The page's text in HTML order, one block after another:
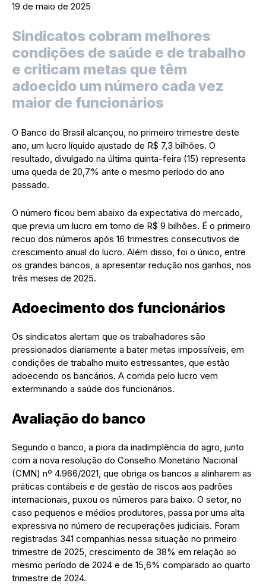
19 de maio de 2025
Sindicatos cobram melhores
condições de saúde e de trabalho
e criticam metas que têm
adoecido um número cada vez
maior de funcionários
O Banco do Brasil alcançou, no primeiro trimestre deste
ano, um lucro líquido ajustado de R$ 7,3 bilhões. O
resultado, divulgado na última quinta-feira (15) representa
uma queda de 20,7% ante o mesmo período do ano
passado.
O número ficou bem abaixo da expectativa do mercado,
que previa um lucro em torno de R$ 9 bilhões. É o primeiro
recuo dos números após 16 trimestres consecutivos de
crescimento anual do lucro. Além disso, foi o único, entre
os grandes bancos, a apresentar redução nos ganhos, nos
três meses de 2025.
Adoecimento dos funcionários
Os sindicatos alertam que os trabalhadores são
pressionados diariamente a bater metas impossíveis, em
condições de trabalho muito estressantes, que estão
adoecendo os bancários. A corrida pelo lucro vem
exterminando a saúde dos funcionários.
Avaliação do banco
Segundo o banco, a piora da inadimplência do agro, junto
com a nova resolução do Conselho Monetário Nacional
(CMN) nº 4.966/2021, que obriga os bancos a alinharem as
práticas contábeis e de gestão de riscos aos padrões
internacionais, puxou os números para baixo. O setor, no
caso pequenos e médios produtores, passa por uma alta
expressiva no número de recuperações judiciais. Foram
registradas 341 companhias nessa situação no primeiro
trimestre de 2025, crescimento de 38% em relação ao
mesmo período de 2024 e de 15,6% comparado ao quarto
trimestre de 2024.